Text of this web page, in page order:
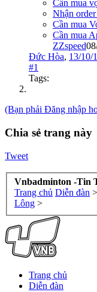
Cần mua
Nhận
Cần mua
Cần mua
ZZspeed
Đức Hòa, 13/10/
#1
Tags:
(Bạn phải Đăng nhập
Chia sẻ trang này
Tweet
Vnbadminton -Tin
Trang chủ Diễn đàn >
Lông >
Trang chủ
Diễn đàn